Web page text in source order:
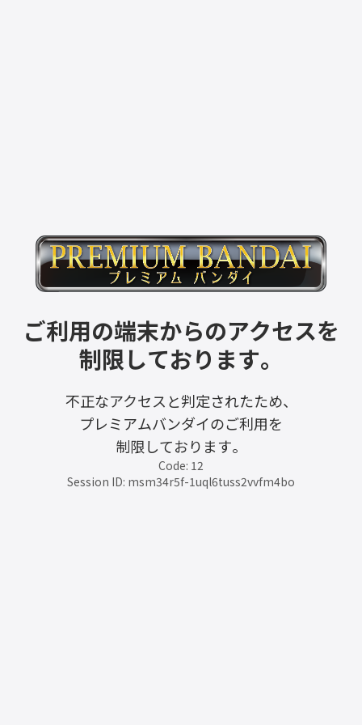
ご利用の端末からのアクセスを
制限しております。
不正なアクセスと判定されたため、
プレミアムバンダイのご利用を
制限しております。
Code: 12
Session ID: msm34r5f-1uql6tuss2vvfm4bo